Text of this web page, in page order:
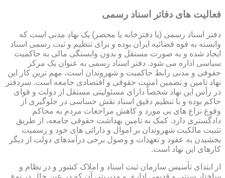
فعالیت های دفاتر اسناد رسمی
دفتر اسناد رسمی (یا دفترخانه یا محضر) یک نهاد مدنی است که
وابسته به قوه قضائیه ایران بوده و برای تنظیم و ثبت رسمی اسناد
ایجاد شده و به صورت مستقل و بدون وابستگی مالی به حاکمیت
سیاسی اداره می شود. دفتر اسناد رسمی به عنوان یک مرکز
حقوقی و مدنی رابط حاکمیت و شهروندان است، مهم ترین کار این
نهاد تامین و تضمین امنیت حقوقی و اقتصادی جامعه است. سردفتر
در رأس این نهاد شخصاً دارای مسئولیتی مستقل از دولت و قوای
حاکم بوده و با تنظیم دقیق اسناد نقش حساسی در جلوگیری از
وقوع نزاع های بی مورد و کاهش مراجعات مردم به محاکم
دادگستری دارد. کمک به تامین بهداشت حقوقی جامعه، از طریق
تثبیت مالکیت شهروندان بر اموال و دارائی های خود و رسمیت
بخشیدن به عقود و تعهدات و وصول برخی درآمدهای دولت از دیگر
کارهای این نهاد است.
از ابتدای تأسیس سازمان ثبت اسناد و املاک کشور و در نظام و
ساختار سنتی و قدیمی اداری و مدیریتی آن که در عین حال در نوع